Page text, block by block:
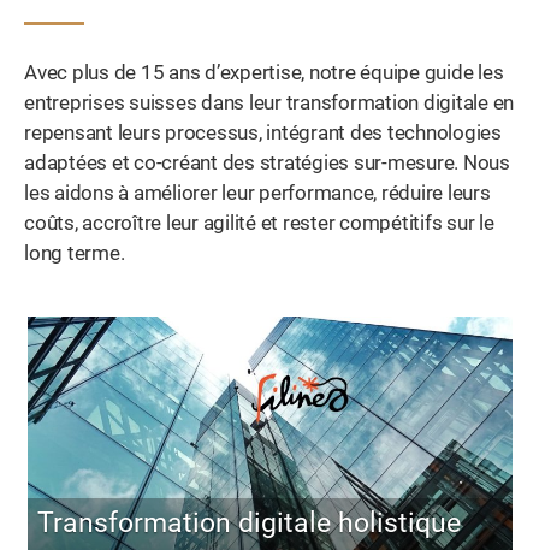
Avec plus de 15 ans d’expertise, notre équipe guide les
entreprises suisses dans leur transformation digitale en
repensant leurs processus, intégrant des technologies
adaptées et co-créant des stratégies sur-mesure. Nous
les aidons à améliorer leur performance, réduire leurs
coûts, accroître leur agilité et rester compétitifs sur le
long terme.
Transformation digitale holistique